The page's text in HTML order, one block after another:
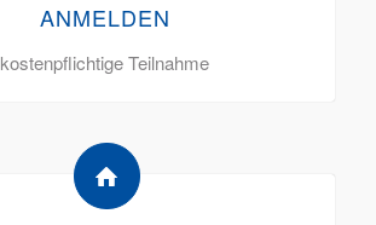
ANMELDEN
kostenpflichtige Teilnahme